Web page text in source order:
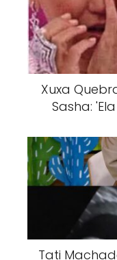
Xuxa
Sasha:
Tati